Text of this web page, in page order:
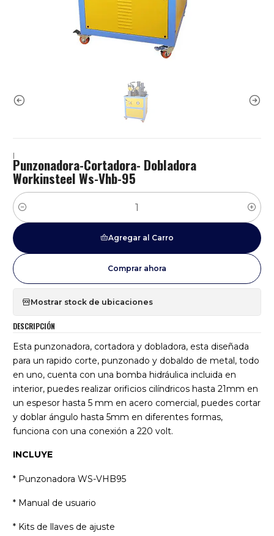
|
Punzonadora-Cortadora- Dobladora
Workinsteel Ws-Vhb-95
Cantidad
Agregar al Carro
Comprar ahora
Mostrar stock de ubicaciones
DESCRIPCIÓN
Esta punzonadora, cortadora y dobladora, esta diseñada
para un rapido corte, punzonado y dobaldo de metal, todo
en uno, cuenta con una bomba hidráulica incluida en
interior, puedes realizar orificios cilíndricos hasta 21mm en
un espesor hasta 5 mm en acero comercial, puedes cortar
y doblar ángulo hasta 5mm en diferentes formas,
funciona con una conexión a 220 volt.
INCLUYE
* Punzonadora WS-VHB95
* Manual de usuario
* Kits de llaves de ajuste